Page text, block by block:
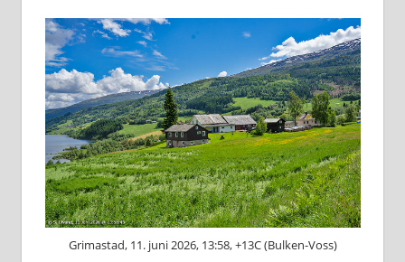
Grimastad, 11. juni 2026, 13:58, +13C (Bulken-Voss)